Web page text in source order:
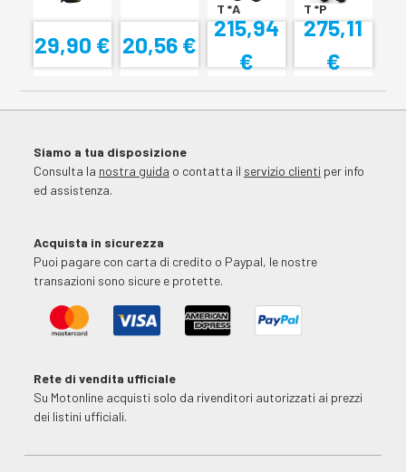
29,90 € 20,56 €
T *A
215,94
€
T *P
275,11
€
Siamo a tua disposizione
Consulta la nostra guida o contatta il servizio clienti per info
ed assistenza.
Acquista in sicurezza
Puoi pagare con carta di credito o Paypal, le nostre
transazioni sono sicure e protette.
Rete di vendita ufficiale
Su Motonline acquisti solo da rivenditori autorizzati ai prezzi
dei listini ufficiali.